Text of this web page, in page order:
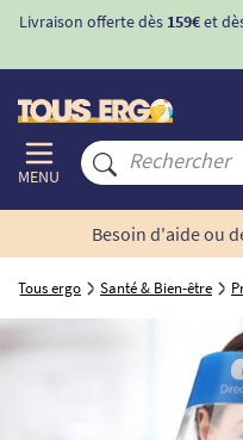
Livraison offerte dès 159€et
MENU
Besoin d'aide ou
Tous ergo Santé & Bien-être